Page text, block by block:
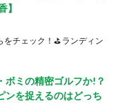
】
チェック！⛳️ ランディン
ボミの精密ゴルフか!？
ンを捉えるのはどっち